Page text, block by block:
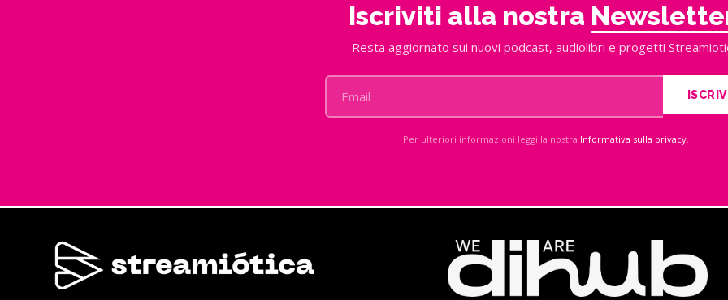
Iscriviti alla nostra
Resta aggiornato sui nuovi podcast, audiolibri e progetti
Per ulteriori informazioni leggi la nostra Informativa sulla privacy.